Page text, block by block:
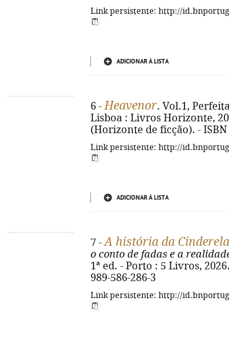
Link persistente: http://
ADICIONAR À LISTA
6 -Heavenor. Vol.1,
Lisboa : Livros Horizonte,
(Horizonte de ficção). - ISBN
Link persistente: http://
ADICIONAR À LISTA
7 -A história da
o conto de fadas e a
1ª ed. - Porto : 5 Livros,
989-586-286-3
Link persistente: http://